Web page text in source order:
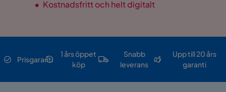
• Kostnadsfritt och helt digitalt
Prisgaranti
1 års öppet
köp
Snabb
leverans
Upp till 20 års
garanti